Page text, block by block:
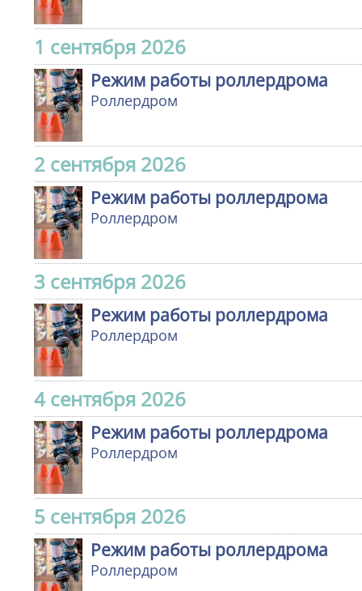
1 сентября 2026
Режим работы роллердрома
Роллердром
2 сентября 2026
Режим работы роллердрома
Роллердром
3 сентября 2026
Режим работы роллердрома
Роллердром
4 сентября 2026
Режим работы роллердрома
Роллердром
5 сентября 2026
Режим работы роллердрома
Роллердром